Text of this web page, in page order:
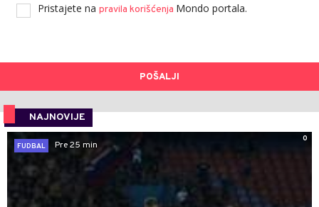
Pristajete na pravila korišćenja Mondo portala.
POŠALJI
NAJNOVIJE
0
FUDBAL
Pre 25 min